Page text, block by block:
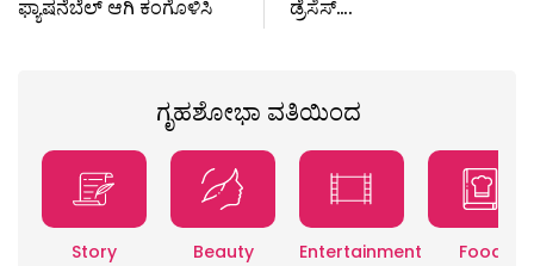
ಫ್ಯಾಷನೆಬೆಲ್ ಆಗಿ ಕಂಗೊಳಿಸಿ ‌
ಡ್ರೆಸೆಸ್‌….
ಗೃಹಶೋಭಾ ವತಿಯಿಂದ
Story Beauty Entertainment Food